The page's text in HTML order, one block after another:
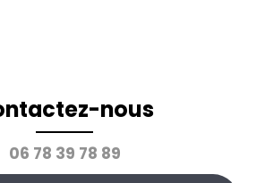
nous
06 78 39 78 89